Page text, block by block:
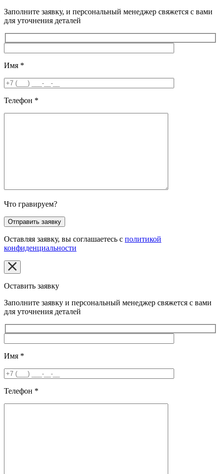
Заполните заявку, и персональный менеджер свяжется с вами
для уточнения деталей
Имя *
Телефон *
Что гравируем?
Оставляя заявку, вы соглашаетесь с политикой
конфиденциальности
Оставить заявку
Заполните заявку и персональный менеджер свяжется с вами
для уточнения деталей
Имя *
Телефон *